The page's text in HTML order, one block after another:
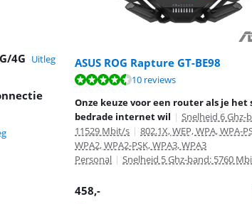
4G Uitleg
ASUS ROG Rapture GT-BE98
Beoordeling is 9,3 van de 10, gebaseerd op
10 reviews
Onze keuze voor een router als je het
bedrade internet wil | Snelheid 6 Ghz-
11529 Mbit/s | 802.1X, WEP, WPA, WPA-
WPA2, WPA2-PSK, WPA3, WPA3
Personal | Snelheid 5 Ghz-band: 5760
458,-